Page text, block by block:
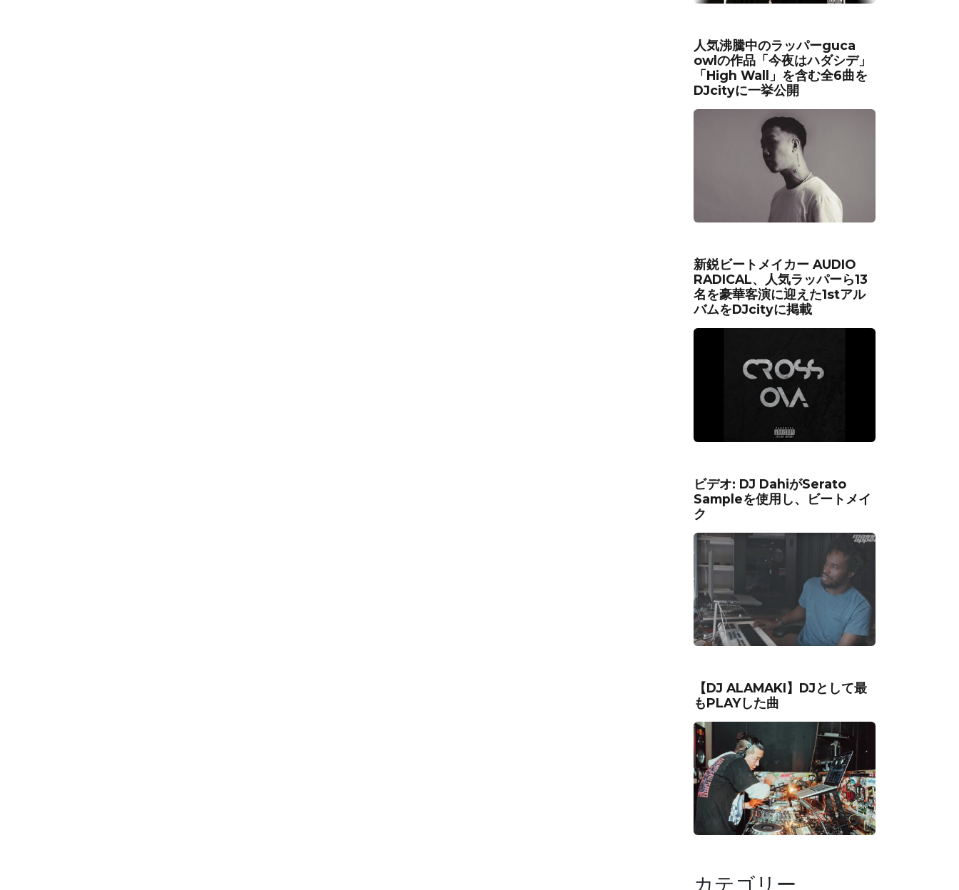
人気沸騰中のラッパーguca
owlの作品「今夜はハダシデ」
「High Wall」を含む全6曲を
DJcityに一挙公開
新鋭ビートメイカー AUDIO
RADICAL、人気ラッパーら13
名を豪華客演に迎えた1stアル
バムをDJcityに掲載
ビデオ: DJ DahiがSerato
Sampleを使用し、ビートメイ
ク
【DJ ALAMAKI】DJとして最
もPLAYした曲
カテゴリー